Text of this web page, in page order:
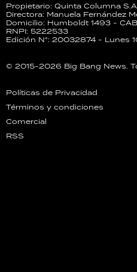
Propietario: Quinta Columna
Directora: Manuela Fernández
Domicilio: Humboldt 1493 -
RNPI: 5222533
Edición N°: 20032874 - Lunes
© 2015-2026 Big Bang News.
Políticas de Privacidad
Términos y condiciones
Comercial
RSS